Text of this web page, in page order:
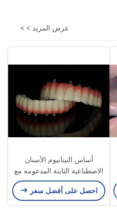
عرض المزيد > >
أساس التيتانيوم الأسنان
الاصطناعية الثابتة المدعومة مع
الجسر التاج السيراميكي
لاستبدال الأسنان المفقودة
احصل على أفضل سعر